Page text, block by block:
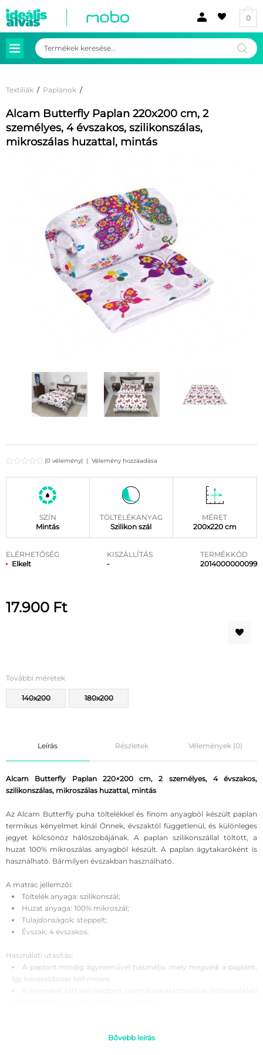
0
Products
search
Textíliák / Paplanok /
Alcam Butterfly Paplan 220x200 cm, 2
személyes, 4 évszakos, szilikonszálas,
mikroszálas huzattal, mintás
(0 vélemény) | Vélemény hozzáadása
SZÍN
Mintás
TÖLTELÉKANYAG
Szilikon szál
MÉRET
200x220 cm
ELÉRHETŐSÉG
Elkelt
KISZÁLLÍTÁS
-
TERMÉKKÓD
2014000000099
17.900 Ft
További méretek
140x200 180x200
Leírás Részletek Vélemények (0)
Alcam Butterfly Paplan 220×200 cm, 2 személyes, 4 évszakos,
szilikonszálas, mikroszálas huzattal, mintás
Az Alcam Butterfly puha töltelékkel és finom anyagból készült paplan
termikus kényelmet kínál Önnek, évszaktól függetlenül, és különleges
jegyet kölcsönöz hálószobájának. A paplan szilikonszállal töltött, a
huzat 100% mikroszálas anyagból készült. A paplan ágytakaróként is
használható. Bármilyen évszakban használható.
A matrac jellemzői:
Töltelék anyaga: szilikonszál;
Huzat anyaga: 100% mikroszál;
Tulajdonságok: steppelt;
Évszak: 4 évszakos.
Használati utasítás:
A paplant mindig ágyneművel használja, mely megvédi a paplant,
így kevesebbszer kell mosni.
Bővebb leírás